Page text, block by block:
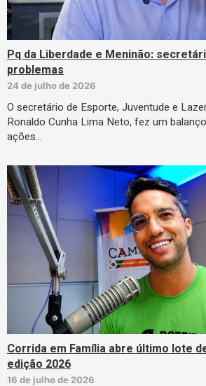
Pq da Liberdade e Meninão:
problemas
24 de julho de 2026
O secretário de Esporte, Juventude e
Ronaldo Cunha Lima Neto, fez um
ações…
Corrida em Família abre último lote
edição 2026
16 de julho de 2026